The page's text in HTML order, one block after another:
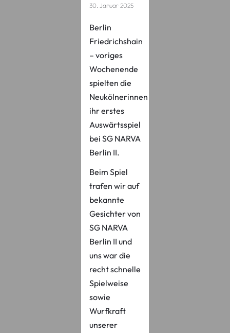
30. Januar 2025
Berlin
Friedrichshain
– voriges
Wochenende
spielten die
Neukölnerinnen
ihr erstes
Auswärtsspiel
bei SG NARVA
Berlin II.
Beim Spiel
trafen wir auf
bekannte
Gesichter von
SG NARVA
Berlin II und
uns war die
recht schnelle
Spielweise
sowie
Wurfkraft
unserer